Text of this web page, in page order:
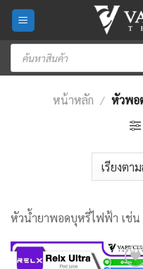
Skip
content
Products
search
หน้าหลัก / หัวพอ
หัวน้ำยาพอดบุหรี่ไฟฟ้า เช่น